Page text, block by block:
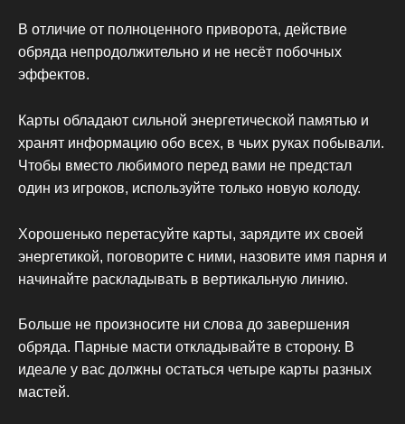
В отличие от полноценного приворота, действие
обряда непродолжительно и не несёт побочных
эффектов.
Карты обладают сильной энергетической памятью и
хранят информацию обо всех, в чьих руках побывали.
Чтобы вместо любимого перед вами не предстал
один из игроков, используйте только новую колоду.
Хорошенько перетасуйте карты, зарядите их своей
энергетикой, поговорите с ними, назовите имя парня и
начинайте раскладывать в вертикальную линию.
Больше не произносите ни слова до завершения
обряда. Парные масти откладывайте в сторону. В
идеале у вас должны остаться четыре карты разных
мастей.